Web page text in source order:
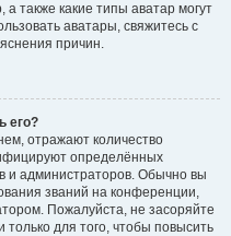
а также какие типы аватар могут
аватары, свяжитесь с
причин.
его?
отражают количество
определённых
и администраторов. Обычно вы
званий на конференции,
Пожалуйста, не засоряйте
для того, чтобы повысить